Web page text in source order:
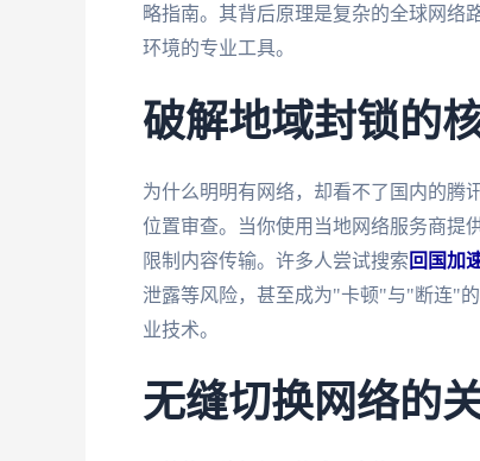
略指南。其背后原理是复杂的全球网络
环境的专业工具。
破解地域封锁的
为什么明明有网络，却看不了国内的腾
位置审查。当你使用当地网络服务商提
限制内容传输。许多人尝试搜索 回国加
泄露等风险，甚至成为"卡顿"与"断连"
业技术。
无缝切换网络的